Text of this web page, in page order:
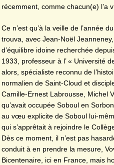
récemment, comme chacun(e) l’a
Ce n’est qu’à la veille de l’année
trouva, avec Jean-Noël
d’équilibre idoine recherchée
1933, professeur à l’ « Université
alors, spécialiste reconnu de
normalien de Saint-Cloud et
Camille-Ernest Labrousse, Michel
qu’avait occupée Soboul en
au vœu explicite de Soboul lui-
qui s’apprêtait à rejoindre le
Dès ce moment, il n’est pas
conduit à en prendre la mesure,
Bicentenaire, ici en France, mais